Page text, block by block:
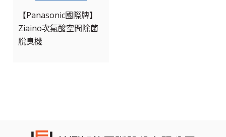
【Panasonic國際牌】
Ziaino次氯酸空間除菌
脫臭機